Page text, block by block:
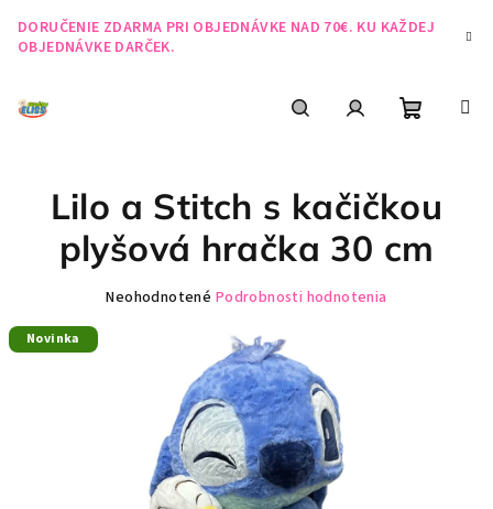
obsah
DORUČENIE ZDARMA PRI OBJEDNÁVKE NAD 70€. KU KAŽDEJ
OBJEDNÁVKE DARČEK.
košík
Lilo a Stitch s kačičkou
plyšová hračka 30 cm
Priemerné
hviezdičiek.
Neohodnotené Podrobnosti hodnotenia
Novinka